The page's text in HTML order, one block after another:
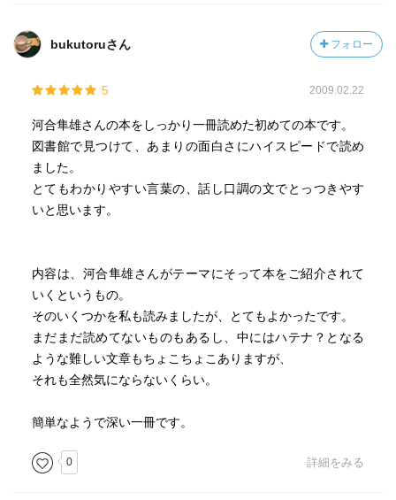
自我の深いところに人間の魂があるとすると、魂はそのま
イメージになる例が多いそうです。そのことでその人の魂
のあり方が分かる。
見るそうです。その女性は魂そのものなんですね。
惹かれているのでその引力は強いものになる。
内なる異性のイメージの造型には女性であれば父親、男性
であれば母親の存在が大きいので、そのことで好きになる
異性も両親に似てる人になったりする。
といけない。それをペルソナというが、内なる異性のイメ
などがそうだ。
bukutoruさん フォロー
5 2009.02.22
河合隼雄さんの本をしっかり一冊読めた初めての本です。
図書館で見つけて、あまりの面白さにハイスピードで読め
ました。
とてもわかりやすい言葉の、話し口調の文でとっつきやす
いと思います。
内容は、河合隼雄さんがテーマにそって本をご紹介されて
いくというもの。
そのいくつかを私も読みましたが、とてもよかったです。
まだまだ読めてないものもあるし、中にはハテナ？となる
ような難しい文章もちょこちょこありますが、
それも全然気にならないくらい。
簡単なようで深い一冊です。
0 詳細をみる